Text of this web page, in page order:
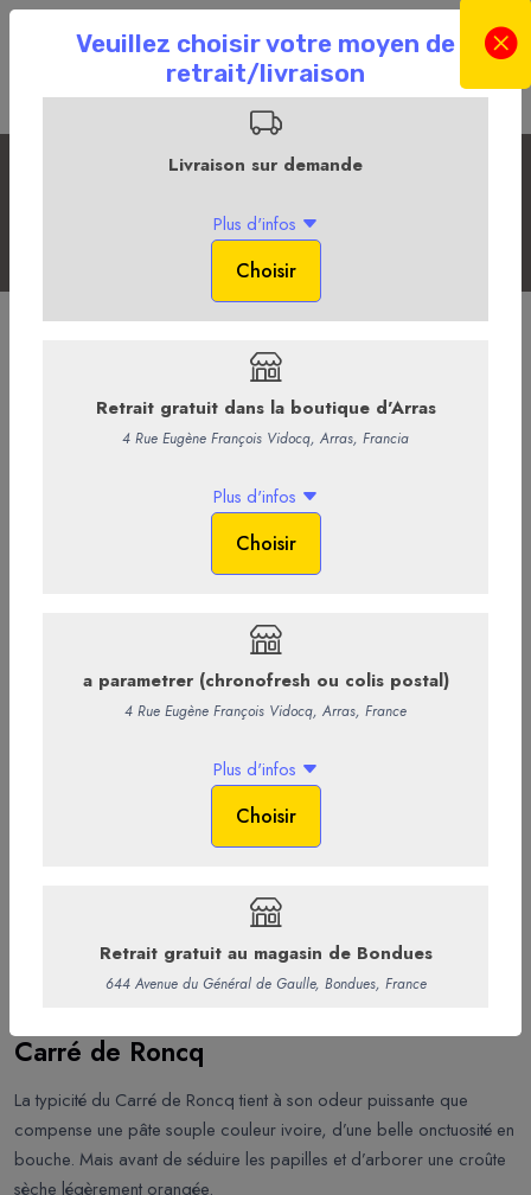
Fromages des Hauts-de-France
La Boutique en ligne
Fromages des Hauts-de-France
Carré de Roncq
La typicité du Carré de Roncq tient à son odeur puissante que
compense une pâte souple couleur ivoire, d’une belle onctuosité en
bouche. Mais avant de séduire les papilles et d’arborer une croûte
sèche légèrement orangée.